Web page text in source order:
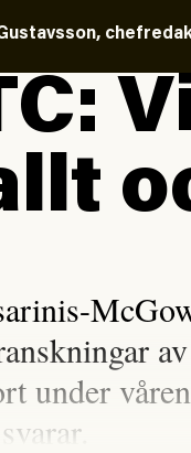
under